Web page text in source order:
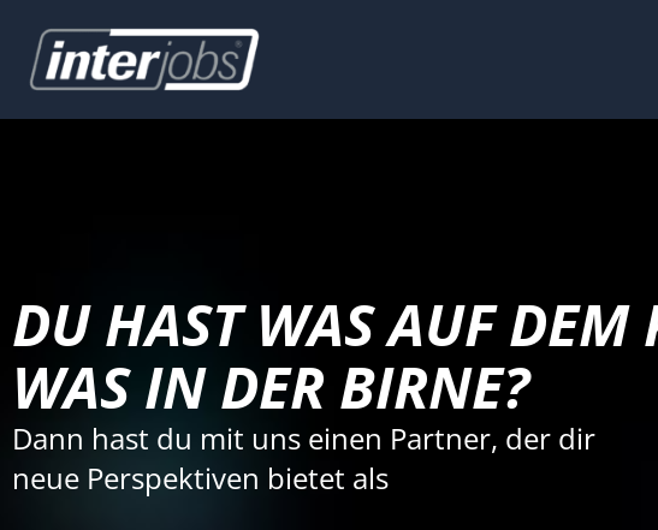
Inhalt
springen
DU HAST WAS AUF DEM
WAS IN DER BIRNE?
Dann hast du mit uns einen Partner, der dir
neue Perspektiven bietet als